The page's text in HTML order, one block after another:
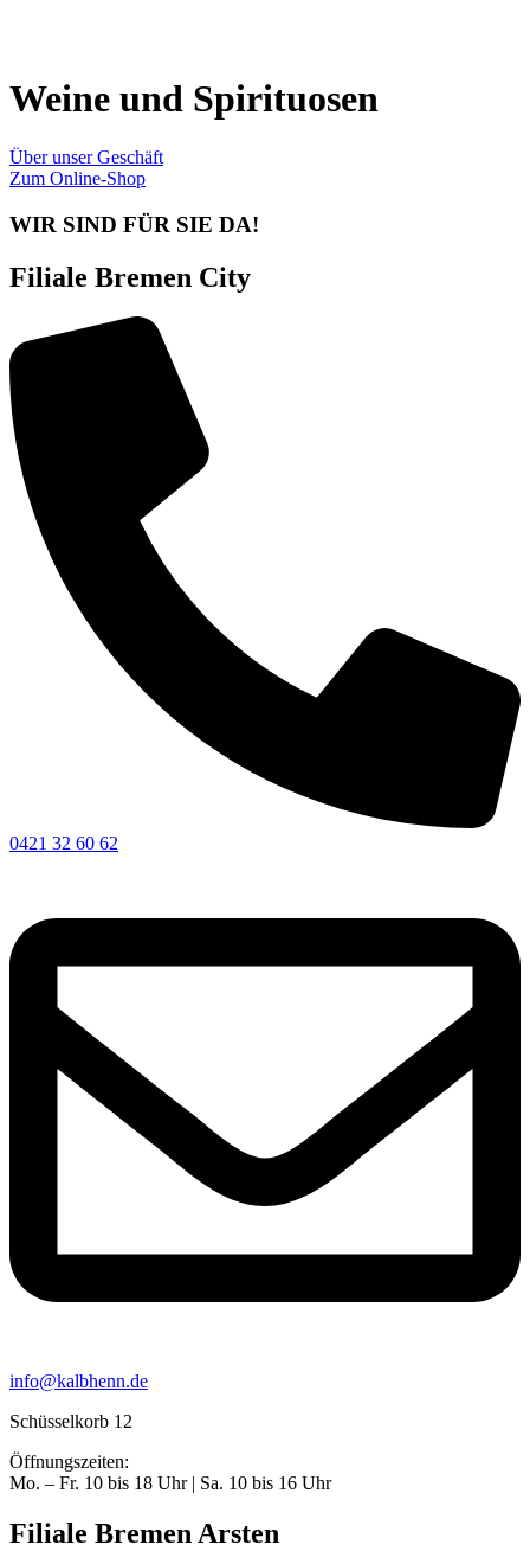
Weine und Spirituosen
Über unser Geschäft
Zum Online-Shop
WIR SIND FÜR SIE DA!
Filiale Bremen City
0421 32 60 62
info@kalbhenn.de
Schüsselkorb 12
Öffnungszeiten:
Mo. – Fr. 10 bis 18 Uhr | Sa. 10 bis 16 Uhr
Filiale Bremen Arsten